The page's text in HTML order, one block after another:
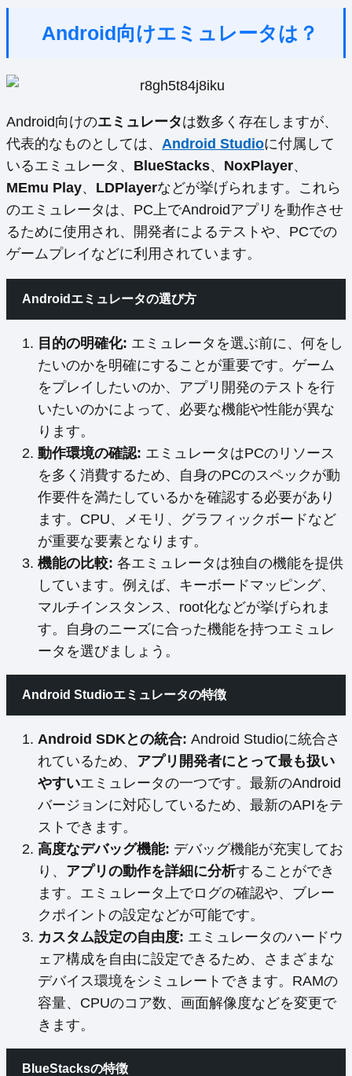
Android向けエミュレータは？
Android向けのエミュレータは数多く存在しますが、
代表的なものとしては、 Android Studioに付属して
いるエミュレータ、 BlueStacks、 NoxPlayer、
MEmu Play、 LDPlayerなどが挙げられます。これら
のエミュレータは、PC上でAndroidアプリを動作させ
るために使用され、開発者によるテストや、PCでの
ゲームプレイなどに利用されています。
Androidエミュレータの選び方
目的の明確化: エミュレータを選ぶ前に、何をし
たいのかを明確にすることが重要です。ゲーム
をプレイしたいのか、アプリ開発のテストを行
いたいのかによって、必要な機能や性能が異な
ります。
動作環境の確認: エミュレータはPCのリソース
を多く消費するため、自身のPCのスペックが動
作要件を満たしているかを確認する必要があり
ます。CPU、メモリ、グラフィックボードなど
が重要な要素となります。
機能の比較: 各エミュレータは独自の機能を提供
しています。例えば、キーボードマッピング、
マルチインスタンス、root化などが挙げられま
す。自身のニーズに合った機能を持つエミュレ
ータを選びましょう。
Android Studioエミュレータの特徴
Android SDKとの統合: Android Studioに統合さ
れているため、 アプリ開発者にとって最も扱い
やすいエミュレータの一つです。最新のAndroid
バージョンに対応しているため、最新のAPIをテ
ストできます。
高度なデバッグ機能: デバッグ機能が充実してお
り、 アプリの動作を詳細に分析することができ
ます。エミュレータ上でログの確認や、ブレー
クポイントの設定などが可能です。
カスタム設定の自由度: エミュレータのハードウ
ェア構成を自由に設定できるため、さまざまな
デバイス環境をシミュレートできます。RAMの
容量、CPUのコア数、画面解像度などを変更で
きます。
BlueStacksの特徴